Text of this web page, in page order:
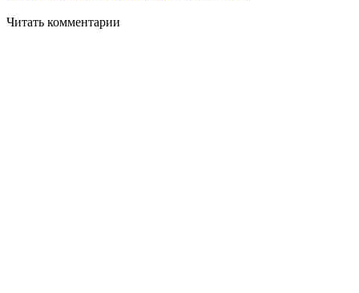
Читать комментарии